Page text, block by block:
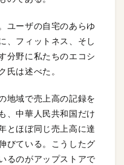
ユーザの自宅のあらゆ
、フィットネス、そし
分野に私たちのエコシ
氏は述べた。
地域で売上高の記録を
、中華人民共和国だけ
とほぼ同じ売上高に達
びている。こうしたグ
るのがアップストアで